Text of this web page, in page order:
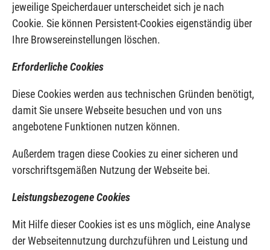
jeweilige Speicherdauer unterscheidet sich je nach
Cookie. Sie können Persistent-Cookies eigenständig über
Ihre Browsereinstellungen löschen.
Erforderliche Cookies
Diese Cookies werden aus technischen Gründen benötigt,
damit Sie unsere Webseite besuchen und von uns
angebotene Funktionen nutzen können.
Außerdem tragen diese Cookies zu einer sicheren und
vorschriftsgemäßen Nutzung der Webseite bei.
Leistungsbezogene Cookies
Mit Hilfe dieser Cookies ist es uns möglich, eine Analyse
der Webseitennutzung durchzuführen und Leistung und